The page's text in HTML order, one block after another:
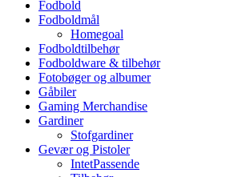
Fodbold
Fodboldmål
Homegoal
Fodboldtilbehør
Fodboldware & tilbehør
Fotobøger og albumer
Gåbiler
Gaming Merchandise
Gardiner
Stofgardiner
Gevær og Pistoler
IntetPassende